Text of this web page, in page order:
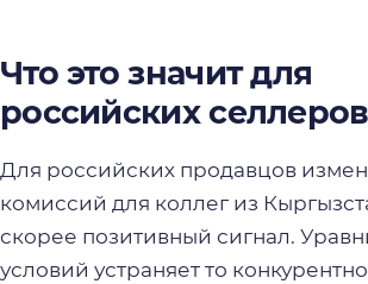
Что это значит для
российских селлеров
Для российских продавцов
комиссий для коллег из
скорее позитивный сигнал.
условий устраняет то